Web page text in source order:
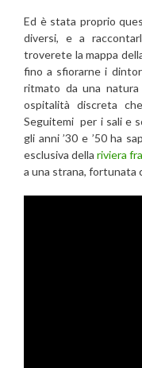
Ed è stata proprio
diversi, e a
troverete la mappa
fino a sfiorarne i
ritmato da una natura
ospitalità discreta
Seguitemi per i sali e
gli anni ’30 e ’50 ha
esclusiva dellariviera
a una strana, fortunata